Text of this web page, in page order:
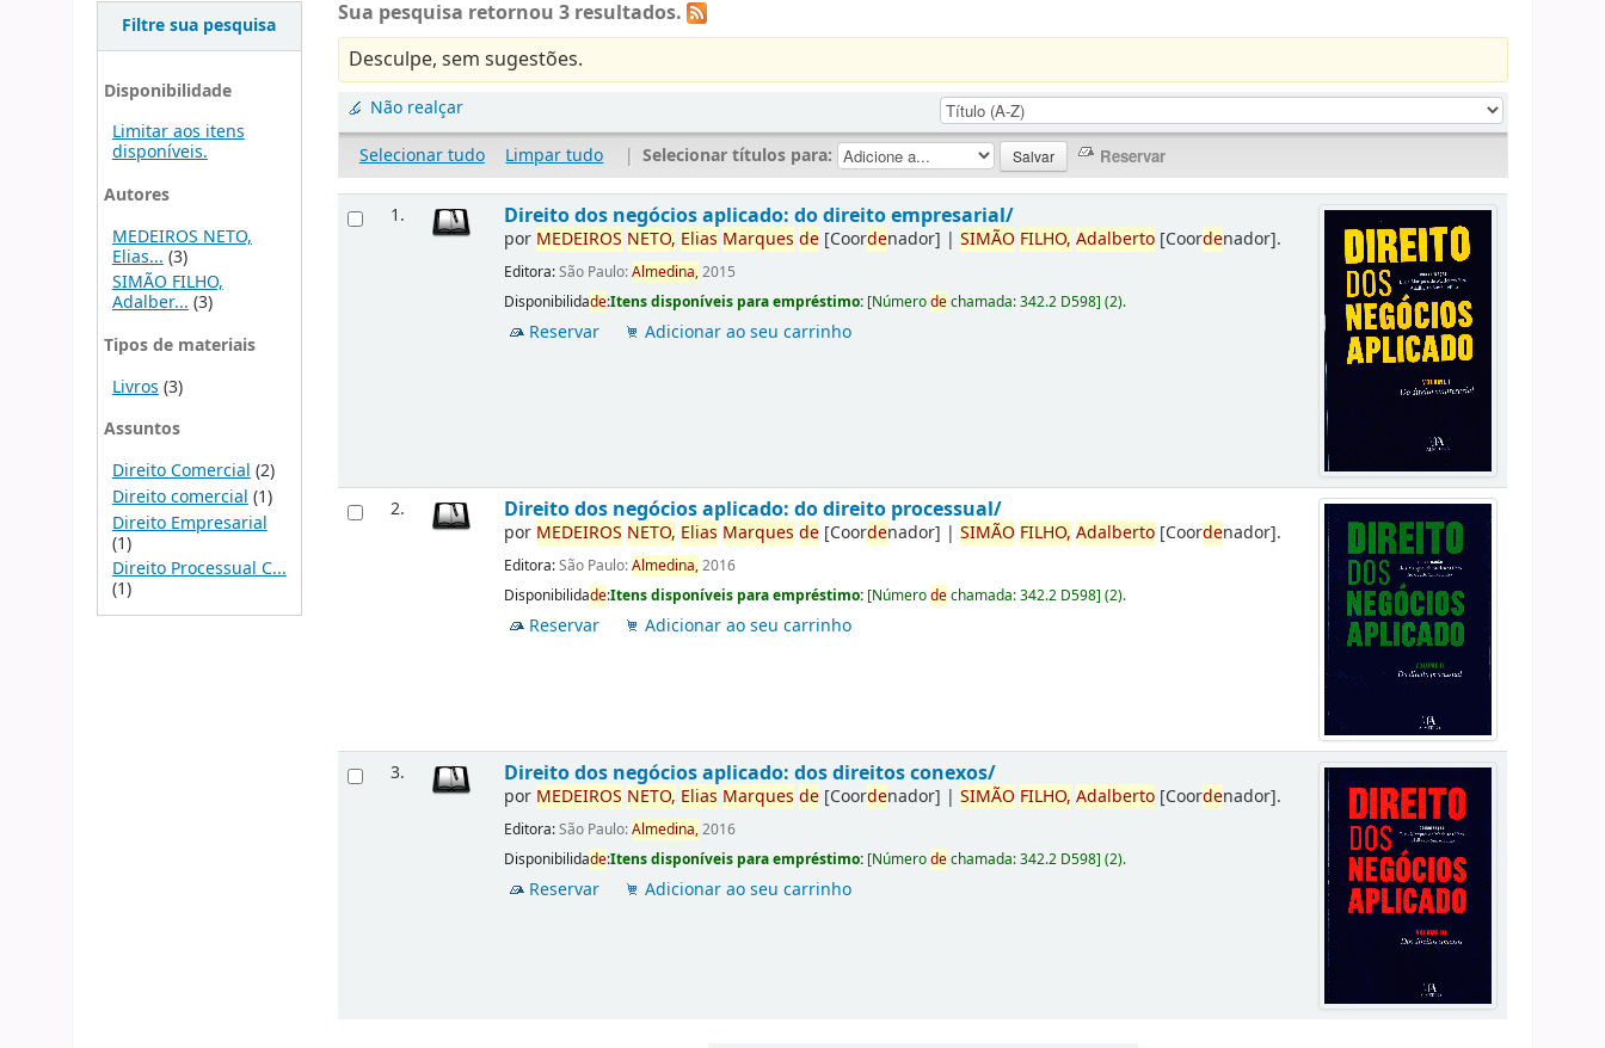
Filtre sua pesquisa
Disponibilidade
Limitar aos itens
disponíveis.
Autores
MEDEIROS NETO,
Elias... (3)
SIMÃO FILHO,
Adalber...(3)
Tipos de materiais
Livros (3)
Assuntos
Direito Comercial (2)
Direito comercial (1)
Direito Empresarial
(1)
Direito Processual C...
(1)
Sua pesquisa retornou 3 resultados.
Desculpe, sem sugestões.
Não realçar
Selecionar tudo
Limpar tudo | Selecionar títulos para:
1. Direito dos negócios aplicado: do direito empresarial/
por MEDEIROS NETO, Elias Marques de [Coordenador] |SIMÃO FILHO, Adalberto [Coordenador].
Editora:São Paulo:Almedina,2015
Disponibilidade:Itens disponíveis para empréstimo: [Númerodechamada:342.2 D598](2).
Reservar Adicionar ao seu carrinho
2. Direito dos negócios aplicado: do direito processual/
por MEDEIROS NETO, Elias Marques de [Coordenador] |SIMÃO FILHO, Adalberto [Coordenador].
Editora:São Paulo:Almedina,2016
Disponibilidade:Itens disponíveis para empréstimo: [Númerodechamada:342.2 D598](2).
Reservar Adicionar ao seu carrinho
3. Direito dos negócios aplicado: dos direitos conexos/
por MEDEIROS NETO, Elias Marques de [Coordenador] |SIMÃO FILHO, Adalberto [Coordenador].
Editora:São Paulo:Almedina,2016
Disponibilidade:Itens disponíveis para empréstimo: [Númerodechamada:342.2 D598](2).
Reservar Adicionar ao seu carrinho